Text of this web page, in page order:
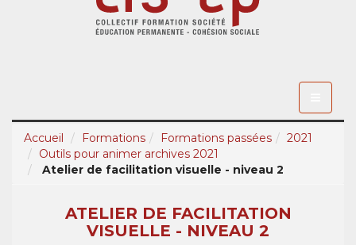
Accueil
Formations Formations passées
2021
Outils pour animer archives 2021
Atelier de facilitation visuelle - niveau 2
ATELIER DE FACILITATION
VISUELLE - NIVEAU 2